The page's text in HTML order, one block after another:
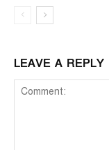
LEAVE A REPLY